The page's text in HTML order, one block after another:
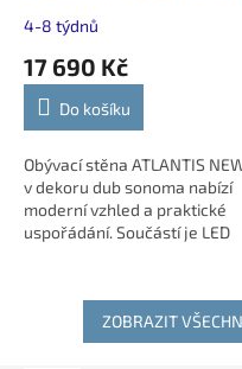
4-8 týdnů
17 690 Kč
Do košíku
Obývací stěna ATLANTIS
v dekoru dub sonoma nabízí
moderní vzhled a praktické
uspořádání. Součástí je LED
Poskytuje...
ZOBRAZIT